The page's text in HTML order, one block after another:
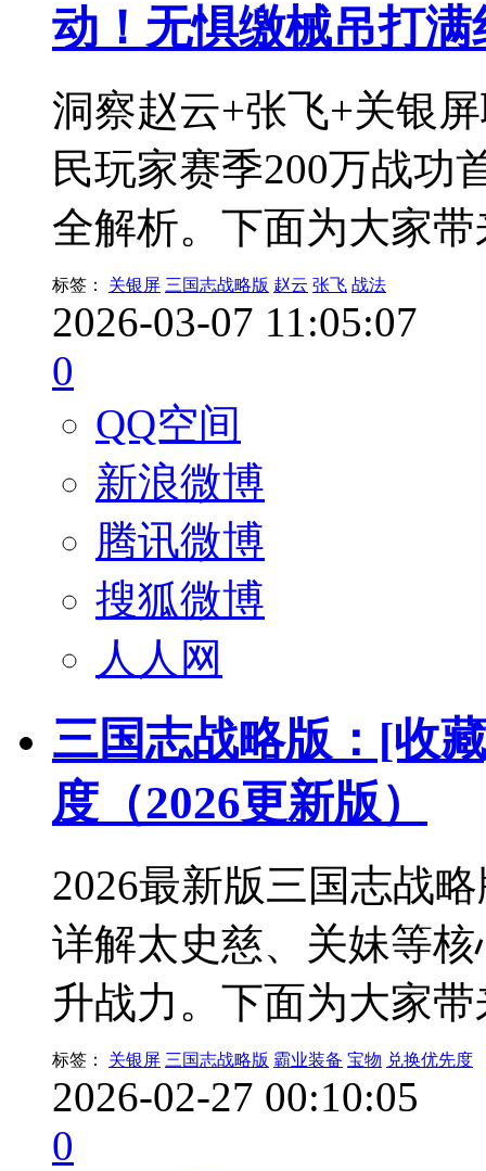
动！无惧缴械吊打
洞察赵云+张飞+关银
民玩家赛季200万战功
全解析。下面为大家
标签： 关银屏 三国志战略版 赵云 张飞 战法
2026-03-07 11:05:07
0
QQ空间
新浪微博
腾讯微博
搜狐微博
人人网
三国志战略版：[收
度（2026更新版）
2026最新版三国志战
详解太史慈、关妹等
升战力。下面为大家
标签： 关银屏 三国志战略版 霸业装备 宝物 兑换优先度
2026-02-27 00:10:05
0